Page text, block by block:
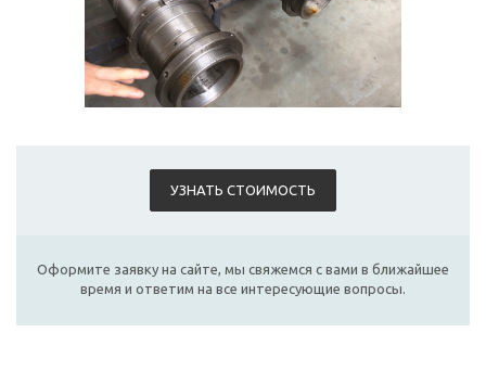
УЗНАТЬ СТОИМОСТЬ
Оформите заявку на сайте, мы свяжемся с вами в ближайшее
время и ответим на все интересующие вопросы.